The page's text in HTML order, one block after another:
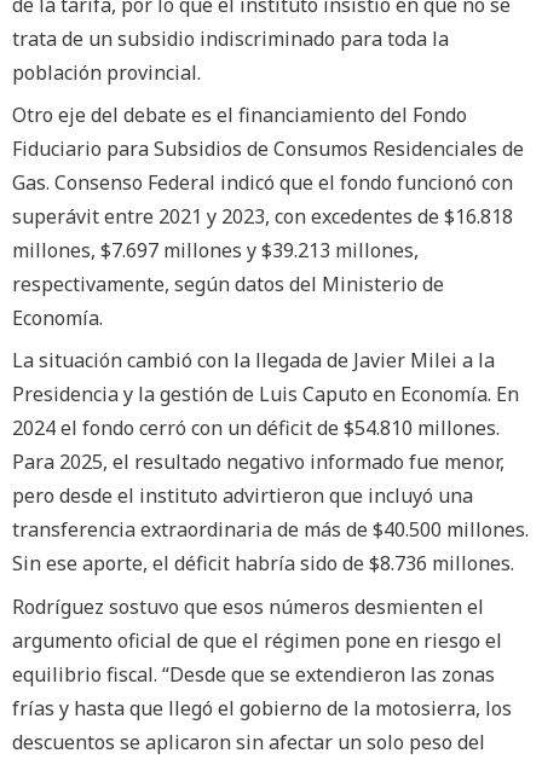
trata de un subsidio indiscriminado para toda la
población provincial.
Otro eje del debate es el financiamiento del Fondo
Fiduciario para Subsidios de Consumos Residenciales de
Gas. Consenso Federal indicó que el fondo funcionó con
superávit entre 2021 y 2023, con excedentes de $16.818
millones, $7.697 millones y $39.213 millones,
respectivamente, según datos del Ministerio de
Economía.
La situación cambió con la llegada de Javier Milei a la
Presidencia y la gestión de Luis Caputo en Economía. En
2024 el fondo cerró con un déficit de $54.810 millones.
Para 2025, el resultado negativo informado fue menor,
pero desde el instituto advirtieron que incluyó una
transferencia extraordinaria de más de $40.500 millones.
Sin ese aporte, el déficit habría sido de $8.736 millones.
Rodríguez sostuvo que esos números desmienten el
argumento oficial de que el régimen pone en riesgo el
equilibrio fiscal. “Desde que se extendieron las zonas
frías y hasta que llegó el gobierno de la motosierra, los
descuentos se aplicaron sin afectar un solo peso del